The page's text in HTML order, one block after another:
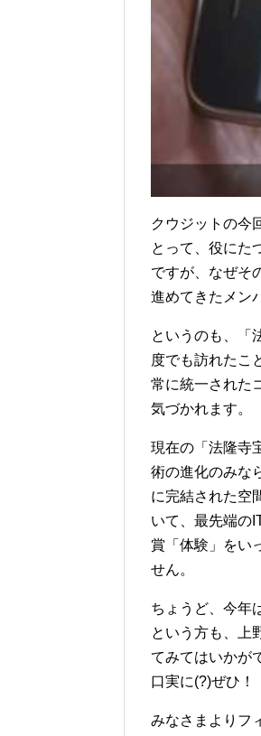
クウジットの今
とって、役にた
ですが、なぜそ
進めてきたメン
というのも、「
度でも訪れたこ
常に統一された
気づかれます。
現在の「法隆寺
術の進化のみな
に完結された空
いて、最先端の
賞「体験」をい
せん。
ちょうど、今年
という方も、上
てみてはいかが
口実に(?)ぜひ！
みなさまよりフ